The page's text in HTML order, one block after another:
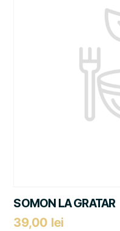
SOMON LA GRATAR
39,00 lei